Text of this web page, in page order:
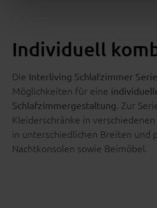
Individuell
Die Interliving Schlafzimmer
Möglichkeiten für eine
Schlafzimmergestaltung. Zur
Kleiderschränke in
in unterschiedlichen Breiten und
Nachtkonsolen sowie Beimöbel.